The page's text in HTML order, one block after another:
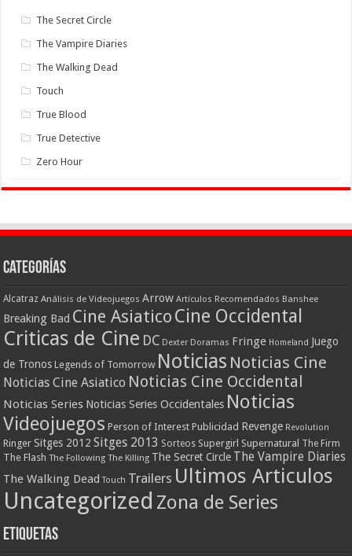
The Secret Circle
The Vampire Diaries
The Walking Dead
Touch
True Blood
True Detective
Zero Hour
Categorías
Alcatraz Análisis de Videojuegos Arrow Artículos Recomendados Banshee
Breaking Bad Cine AsiaticoCine Occidental
Criticas de Cine DC Dexter Doramas Fringe Homeland Juego
de Tronos Legends of Tomorrow Noticias Noticias Cine
Noticias Cine Asiatico Noticias Cine Occidental
Noticias Series Noticias Series Occidentales Noticias
Videojuegos Person of Interest Publicidad Revenge Revolution
Ringer Sitges 2012 Sitges 2013 Sorteos Supergirl Supernatural The Firm
The Flash The Following The Killing The Secret Circle The Vampire Diaries
The Walking Dead Touch Trailers Ultimos Articulos
Uncategorized Zona de Series
Etiquetas